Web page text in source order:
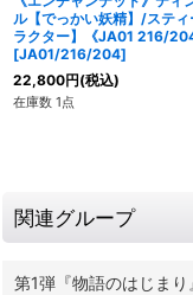
ル【でっかい妖精】/スティ
ラクター】《JA01 216/
[JA01/216/204]
22,800円(税込)
在庫数 1点
関連グループ
第1弾『物語のはじまり